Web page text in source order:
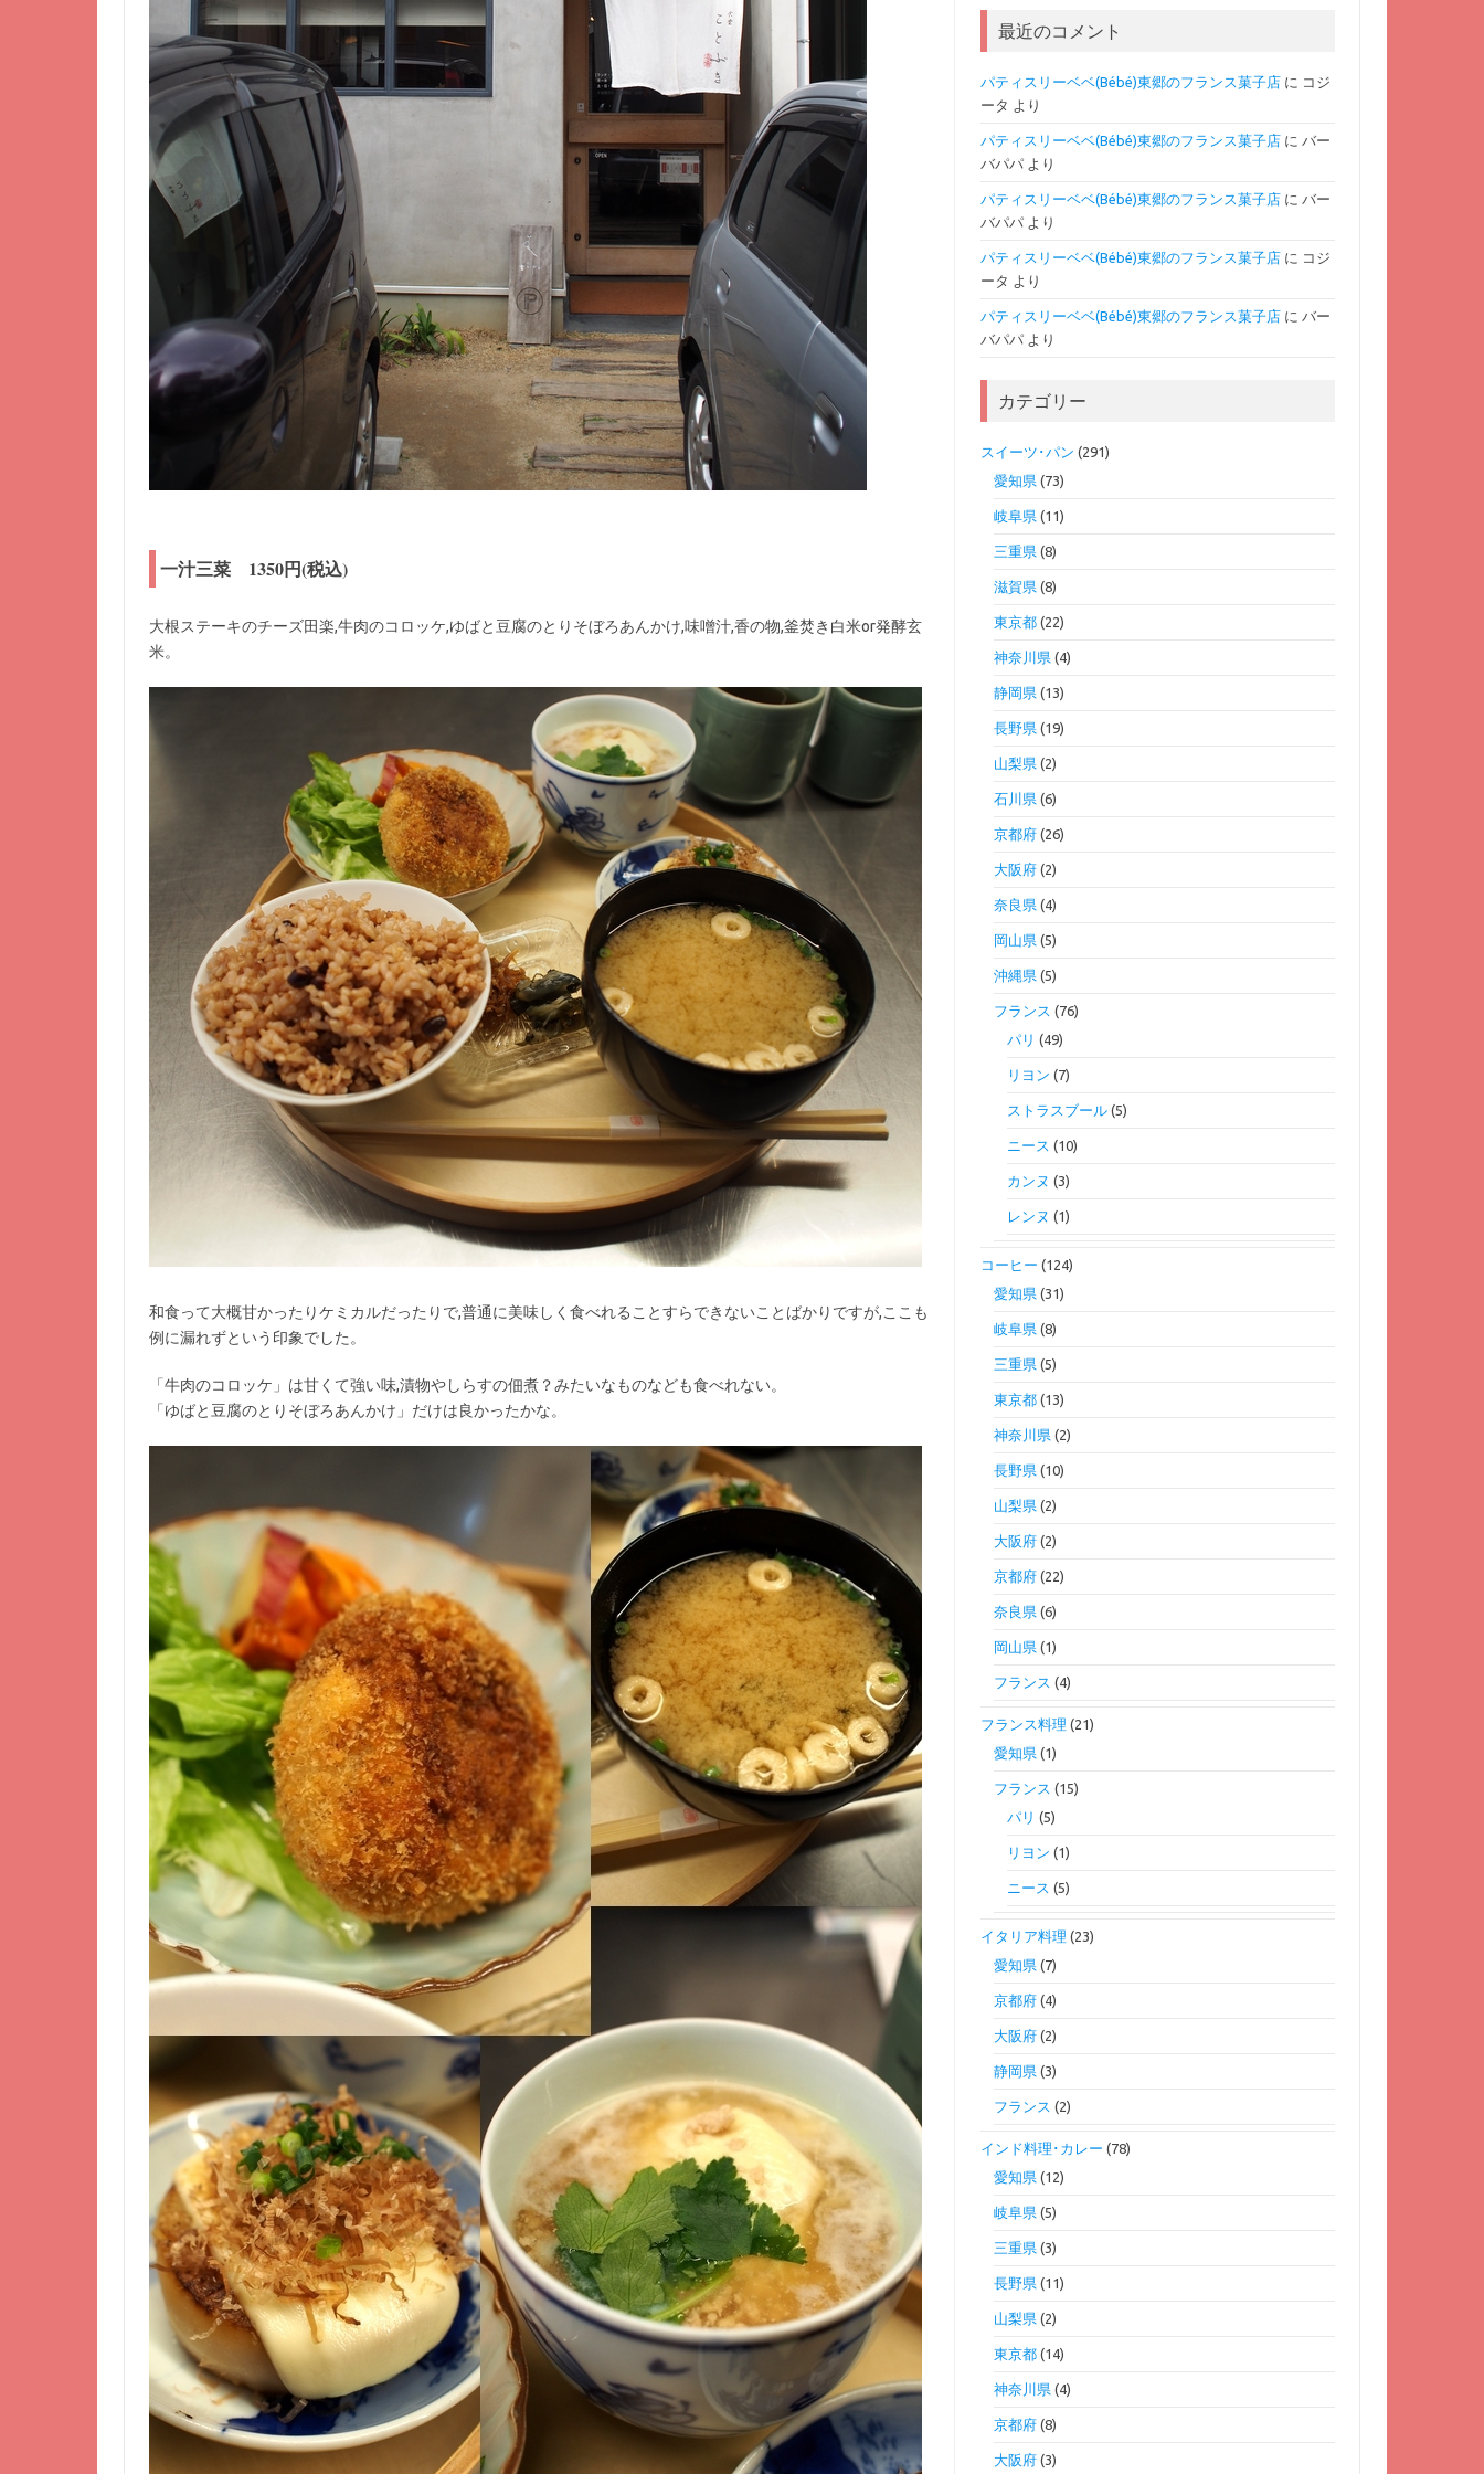
一汁三菜 1350円(税込)
大根ステーキのチーズ田楽,牛肉のコロッケ,ゆばと豆腐のとりそぼろあんかけ,味噌汁,香の物,釜焚き白米or発酵玄
米。
和食って大概甘かったりケミカルだったりで,普通に美味しく食べれることすらできないことばかりですが,ここも
例に漏れずという印象でした。
「牛肉のコロッケ」は甘くて強い味,漬物やしらすの佃煮？みたいなものなども食べれない。
「ゆばと豆腐のとりそぼろあんかけ」だけは良かったかな。
最近のコメント
パティスリーベベ(Bébé)東郷のフランス菓子店に コジ
ータ より
パティスリーベベ(Bébé)東郷のフランス菓子店に バー
バパパより
パティスリーベベ(Bébé)東郷のフランス菓子店に バー
バパパより
パティスリーベベ(Bébé)東郷のフランス菓子店に コジ
ータ より
パティスリーベベ(Bébé)東郷のフランス菓子店に バー
バパパより
カテゴリー
スイーツ･パン (291)
愛知県(73)
岐阜県(11)
三重県(8)
滋賀県(8)
東京都(22)
神奈川県(4)
静岡県(13)
長野県(19)
山梨県(2)
石川県(6)
京都府(26)
大阪府(2)
奈良県(4)
岡山県(5)
沖縄県(5)
フランス (76)
パリ (49)
リヨン (7)
ストラスブール(5)
ニース (10)
カンヌ (3)
レンヌ (1)
コーヒー (124)
愛知県(31)
岐阜県(8)
三重県(5)
東京都(13)
神奈川県(2)
長野県(10)
山梨県(2)
大阪府(2)
京都府(22)
奈良県(6)
岡山県(1)
フランス (4)
フランス料理 (21)
愛知県(1)
フランス (15)
パリ (5)
リヨン (1)
ニース (5)
イタリア料理 (23)
愛知県(7)
京都府(4)
大阪府(2)
静岡県(3)
フランス (2)
インド料理･カレー (78)
愛知県(12)
岐阜県(5)
三重県(3)
長野県(11)
山梨県(2)
東京都(14)
神奈川県(4)
京都府(8)
大阪府(3)